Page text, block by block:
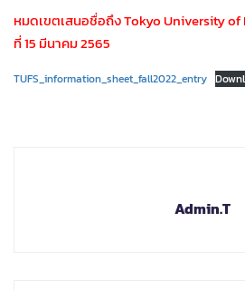
หมดเขตเสนอชื่อถึง Tokyo University of
ที่ 15 มีนาคม 2565
TUFS_information_sheet_fall2022_entry
Admin.T